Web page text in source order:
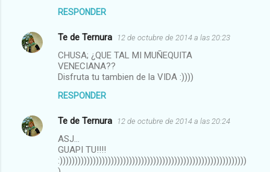
RESPONDER
Te de Ternura 12 de octubre de 2014 a las 20:23
CHUSA; ¿QUE TAL MI MUÑEQUITA
VENECIANA??
Disfruta tu tambien de la VIDA :))))
RESPONDER
Te de Ternura 12 de octubre de 2014 a las 20:24
ASJ...
GUAPI TU!!!!
:))))))))))))))))))))))))))))))))))))))))))))))))))))))))))))))